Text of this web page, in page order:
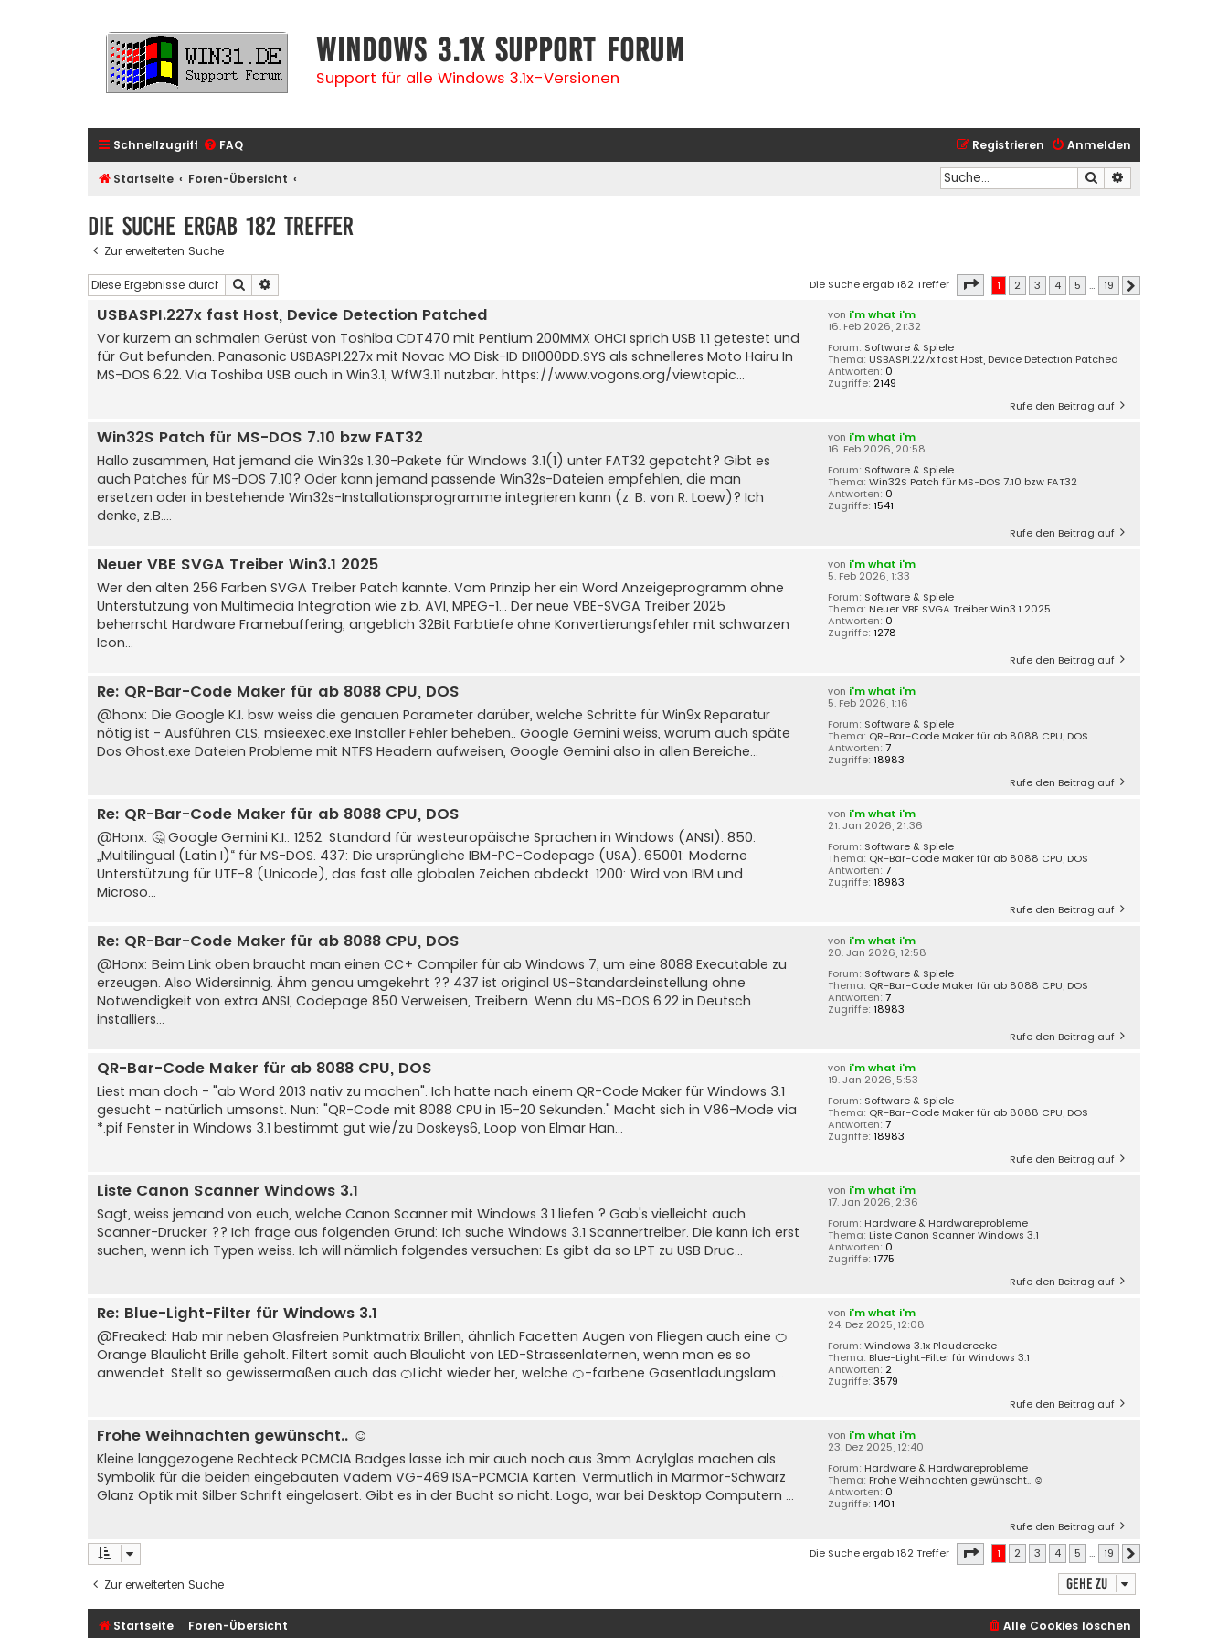
Windows 3.1x Support Forum
Support für alle Windows 3.1x-Versionen
Schnellzugriff FAQ Anmelden
Registrieren
Startseite Foren-Übersicht Suche
Die Suche ergab 182 Treffer
Zur erweiterten Suche
Suche Die Suche ergab 182 Treffer Seite von19
1 2 3 4 5 … 19
von i'm what i'm
16. Feb 2026, 21:32
Forum: Software & Spiele
Thema: USBASPI.227x fast Host, Device Detection Patched
Antworten: 0
Zugriffe: 2149
USBASPI.227x fast Host, Device Detection Patched
Vor kurzem an schmalen Gerüst von Toshiba CDT470 mit Pentium 200MMX OHCI sprich USB 1.1 getestet und
für Gut befunden. Panasonic USBASPI.227x mit Novac MO Disk-ID DI1000DD.SYS als schnelleres Moto Hairu In
MS-DOS 6.22. Via Toshiba USB auch in Win3.1, WfW3.11 nutzbar. https://www.vogons.org/viewtopic...
Rufe den Beitrag auf
von i'm what i'm
16. Feb 2026, 20:58
Forum: Software & Spiele
Thema:Win32S Patch für MS-DOS 7.10 bzw FAT32
Antworten: 0
Zugriffe: 1541
Win32S Patch für MS-DOS 7.10 bzw FAT32
Hallo zusammen, Hat jemand die Win32s 1.30-Pakete für Windows 3.1(1) unter FAT32 gepatcht? Gibt es
auch Patches für MS-DOS 7.10? Oder kann jemand passende Win32s-Dateien empfehlen, die man
ersetzen oder in bestehende Win32s-Installationsprogramme integrieren kann (z. B. von R. Loew)? Ich
denke, z.B....
Rufe den Beitrag auf
von i'm what i'm
5. Feb 2026, 1:33
Forum: Software & Spiele
Thema: Neuer VBE SVGA Treiber Win3.1 2025
Antworten: 0
Zugriffe: 1278
Neuer VBE SVGA Treiber Win3.1 2025
Wer den alten 256 Farben SVGA Treiber Patch kannte. Vom Prinzip her ein Word Anzeigeprogramm ohne
Unterstützung von Multimedia Integration wie z.b. AVI, MPEG-1... Der neue VBE-SVGA Treiber 2025
beherrscht Hardware Framebuffering, angeblich 32Bit Farbtiefe ohne Konvertierungsfehler mit schwarzen
Icon...
Rufe den Beitrag auf
von i'm what i'm
5. Feb 2026, 1:16
Forum: Software & Spiele
Thema: QR-Bar-Code Maker für ab 8088 CPU, DOS
Antworten:7
Zugriffe: 18983
Re: QR-Bar-Code Maker für ab 8088 CPU, DOS
@honx: Die Google K.I. bsw weiss die genauen Parameter darüber, welche Schritte für Win9x Reparatur
nötig ist - Ausführen CLS, msieexec.exe Installer Fehler beheben.. Google Gemini weiss, warum auch späte
Dos Ghost.exe Dateien Probleme mit NTFS Headern aufweisen, Google Gemini also in allen Bereiche...
Rufe den Beitrag auf
von i'm what i'm
21. Jan 2026, 21:36
Forum: Software & Spiele
Thema: QR-Bar-Code Maker für ab 8088 CPU, DOS
Antworten:7
Zugriffe: 18983
Re: QR-Bar-Code Maker für ab 8088 CPU, DOS
@Honx: 🤔 Google Gemini K.I.: 1252: Standard für westeuropäische Sprachen in Windows (ANSI). 850:
„Multilingual (Latin I)“ für MS-DOS. 437: Die ursprüngliche IBM-PC-Codepage (USA). 65001: Moderne
Unterstützung für UTF-8 (Unicode), das fast alle globalen Zeichen abdeckt. 1200: Wird von IBM und
Microso...
Rufe den Beitrag auf
von i'm what i'm
20. Jan 2026, 12:58
Forum: Software & Spiele
Thema: QR-Bar-Code Maker für ab 8088 CPU, DOS
Antworten:7
Zugriffe: 18983
Re: QR-Bar-Code Maker für ab 8088 CPU, DOS
@Honx: Beim Link oben braucht man einen CC+ Compiler für ab Windows 7, um eine 8088 Executable zu
erzeugen. Also Widersinnig. Ähm genau umgekehrt ?? 437 ist original US-Standardeinstellung ohne
Notwendigkeit von extra ANSI, Codepage 850 Verweisen, Treibern. Wenn du MS-DOS 6.22 in Deutsch
installiers...
Rufe den Beitrag auf
von i'm what i'm
19. Jan 2026, 5:53
Forum: Software & Spiele
Thema: QR-Bar-Code Maker für ab 8088 CPU, DOS
Antworten:7
Zugriffe: 18983
QR-Bar-Code Maker für ab 8088 CPU, DOS
Liest man doch - "ab Word 2013 nativ zu machen". Ich hatte nach einem QR-Code Maker für Windows 3.1
gesucht - natürlich umsonst. Nun: "QR-Code mit 8088 CPU in 15-20 Sekunden." Macht sich in V86-Mode via
*.pif Fenster in Windows 3.1 bestimmt gut wie/zu Doskeys6, Loop von Elmar Han...
Rufe den Beitrag auf
von i'm what i'm
17. Jan 2026, 2:36
Forum: Hardware & Hardwareprobleme
Thema: Liste Canon Scanner Windows 3.1
Antworten: 0
Zugriffe: 1775
Liste Canon Scanner Windows 3.1
Sagt, weiss jemand von euch, welche Canon Scanner mit Windows 3.1 liefen ? Gab's vielleicht auch
Scanner-Drucker ?? Ich frage aus folgenden Grund: Ich suche Windows 3.1 Scannertreiber. Die kann ich erst
suchen, wenn ich Typen weiss. Ich will nämlich folgendes versuchen: Es gibt da so LPT zu USB Druc...
Rufe den Beitrag auf
von i'm what i'm
24. Dez 2025, 12:08
Forum:Windows 3.1x Plauderecke
Thema: Blue-Light-Filter für Windows 3.1
Antworten: 2
Zugriffe:3579
Re: Blue-Light-Filter für Windows 3.1
@Freaked: Hab mir neben Glasfreien Punktmatrix Brillen, ähnlich Facetten Augen von Fliegen auch eine 🍊
Orange Blaulicht Brille geholt. Filtert somit auch Blaulicht von LED-Strassenlaternen, wenn man es so
anwendet. Stellt so gewissermaßen auch das 🍊Licht wieder her, welche 🍊-farbene Gasentladungslam...
Rufe den Beitrag auf
von i'm what i'm
23. Dez 2025, 12:40
Forum: Hardware & Hardwareprobleme
Thema: Frohe Weihnachten gewünscht.. ☺️
Antworten: 0
Zugriffe: 1401
Frohe Weihnachten gewünscht.. ☺️
Kleine langgezogene Rechteck PCMCIA Badges lasse ich mir auch noch aus 3mm Acrylglas machen als
Symbolik für die beiden eingebauten Vadem VG-469 ISA-PCMCIA Karten. Vermutlich in Marmor-Schwarz
Glanz Optik mit Silber Schrift eingelasert. Gibt es in der Bucht so nicht. Logo, war bei Desktop Computern ...
Rufe den Beitrag auf
Die Suche ergab 182 Treffer
Seite von19
1 2 3 4 5 … 19
Zur erweiterten Suche Gehe zu
Startseite Foren-Übersicht Alle Cookies löschen